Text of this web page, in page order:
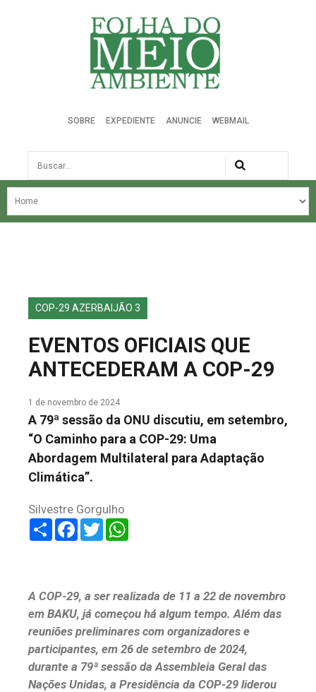
Folha do Meio Ambiente
SOBRE EXPEDIENTE ANUNCIE WEBMAIL
Busca
NOSSA HISTÓRIA
EDIÇÕES ANTERIORES
FALE CONOSCO
COP-29 AZERBAIJÃO 3
EVENTOS OFICIAIS QUE
ANTECEDERAM A COP-29
1 de novembro de 2024
A 79ª sessão da ONU discutiu, em setembro,
“O Caminho para a COP-29: Uma
Abordagem Multilateral para Adaptação
Climática”.
Silvestre Gorgulho
ShareFacebook
Twitter
A COP-29, a ser realizada de 11 a 22 de novembro
em BAKU, já começou há algum tempo. Além das
reuniões preliminares com organizadores e
participantes, em 26 de setembro de 2024,
durante a 79ª sessão da Assembleia Geral das
Nações Unidas, a Presidência da COP-29 liderou